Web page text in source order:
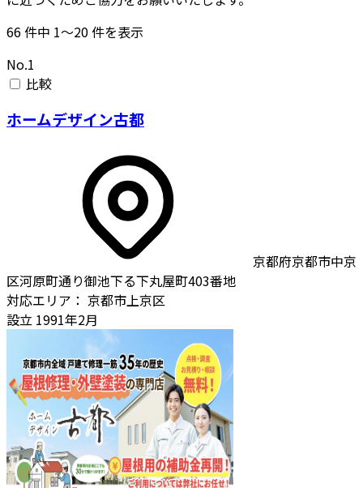
66件中 1〜20件を表示
No.1
比較
ホームデザイン古都
京都府京都市中京
区河原町通り御池下る下丸屋町403番地
対応エリア： 京都市上京区
設立 1991年2月